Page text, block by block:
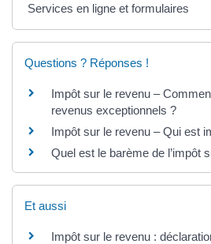
Services en ligne et formulaires
Questions ? Réponses !
Impôt sur le revenu –
revenus exceptionnels ?
Impôt sur le revenu – Qui est
Quel est le barème de l’impôt
Et aussi
Impôt sur le revenu :